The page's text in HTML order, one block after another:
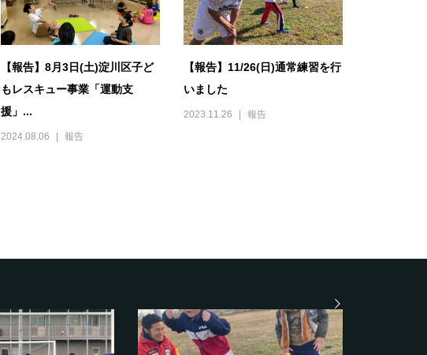
【報告】8月3日(土)淀川区子ど
もレスキュー事業「運動支
援」...
2024.08.06 報告
【報告】11/26(日)通常練習を行
いました
2023.11.26 報告